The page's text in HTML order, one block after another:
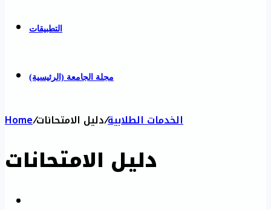
التطبيقات
مجلة الجامعة (الرئيسية)
Home/ الخدمات الطلابية/دليل الامتحانات
دليل الامتحانات